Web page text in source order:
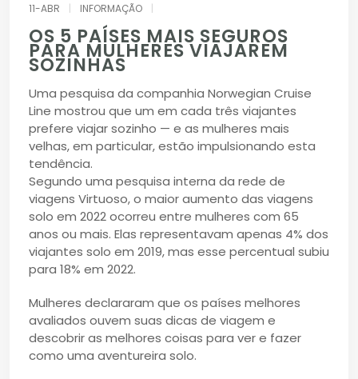
11-ABR INFORMAÇÃO
OS 5 PAÍSES MAIS SEGUROS
PARA MULHERES VIAJAREM
SOZINHAS
Uma pesquisa da companhia Norwegian Cruise
Line mostrou que um em cada três viajantes
prefere viajar sozinho — e as mulheres mais
velhas, em particular, estão impulsionando esta
tendência.
Segundo uma pesquisa interna da rede de
viagens Virtuoso, o maior aumento das viagens
solo em 2022 ocorreu entre mulheres com 65
anos ou mais. Elas representavam apenas 4% dos
viajantes solo em 2019, mas esse percentual subiu
para 18% em 2022.
Mulheres declararam que os países melhores
avaliados ouvem suas dicas de viagem e
descobrir as melhores coisas para ver e fazer
como uma aventureira solo.